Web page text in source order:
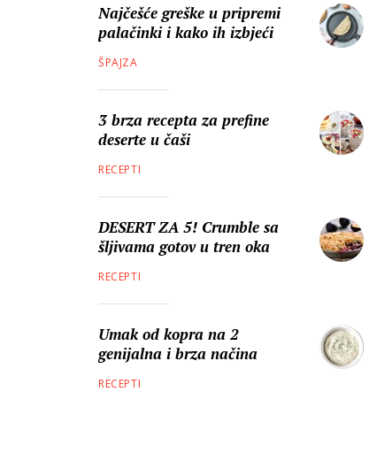
Najčešće greške u pripremi
palačinki i kako ih izbjeći
ŠPAJZA
3 brza recepta za prefine
deserte u čaši
RECEPTI
DESERT ZA 5! Crumble sa
šljivama gotov u tren oka
RECEPTI
Umak od kopra na 2
genijalna i brza načina
RECEPTI